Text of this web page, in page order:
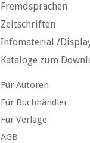
Fremdsprachen
Zeitschriften
Infomaterial /
Kataloge zum
Für Autoren
Für Buchhändler
Für Verlage
AGB